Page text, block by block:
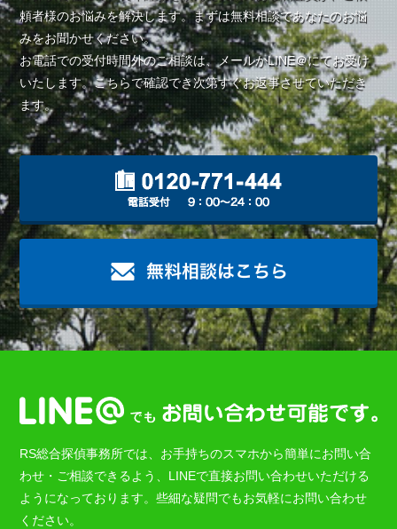
頼者様のお悩みを解決します。まずは無料相談であなたのお悩
みをお聞かせください。
お電話での受付時間外のご相談は、メールかLINE＠にてお受け
いたします。こちらで確認でき次第すぐお返事させていただき
ます。
RS総合探偵事務所では、お手持ちのスマホから簡単にお問い合
わせ・ご相談できるよう、LINEで直接お問い合わせいただける
ようになっております。些細な疑問でもお気軽にお問い合わせ
ください。